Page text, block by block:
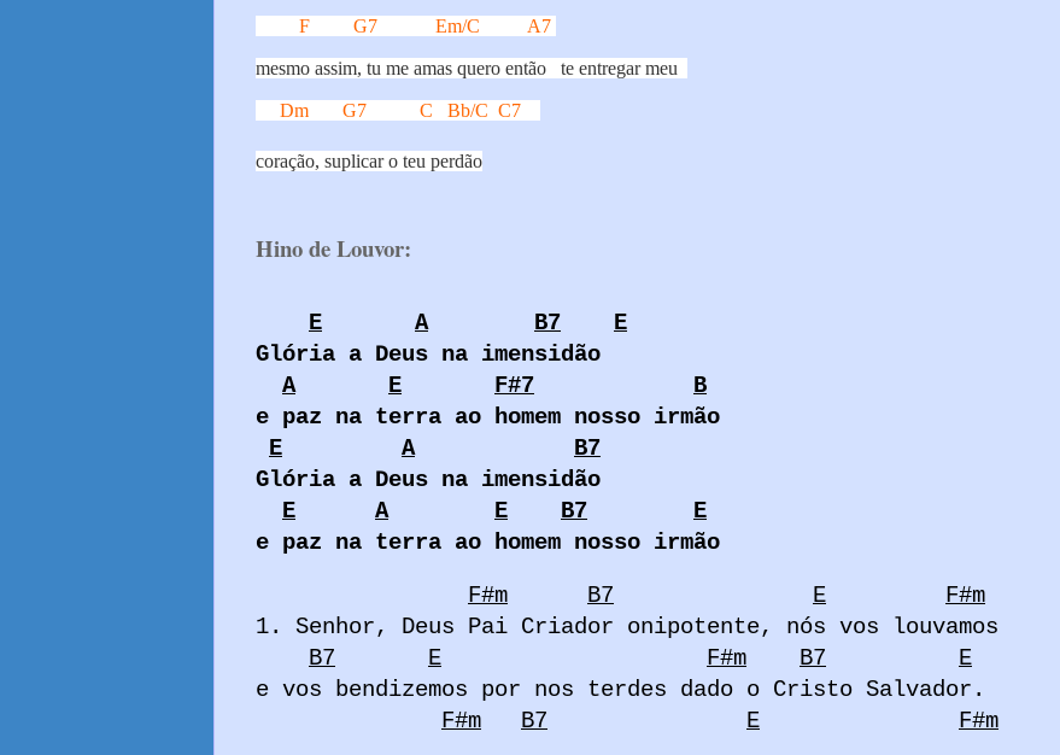
F G7 Em/C A7
mesmo assim, tu me amas quero então te entregar meu
Dm G7 C Bb/C C7
coração, suplicar o teu perdão
Hino de Louvor:
E A B7
E
Glória a Deus na imensidão
A
E F#7
B
e paz na terra ao homem nosso irmão
E
A
B7
Glória a Deus na imensidão
E
A E B7
E
e paz na terra ao homem nosso irmão
F#m
B7 E
F#m
1. Senhor, Deus Pai Criador onipotente, nós vos louvamos
B7
E F#m B7
E
e vos bendizemos por nos terdes dado o Cristo Salvador.
F#m
B7 E
F#m